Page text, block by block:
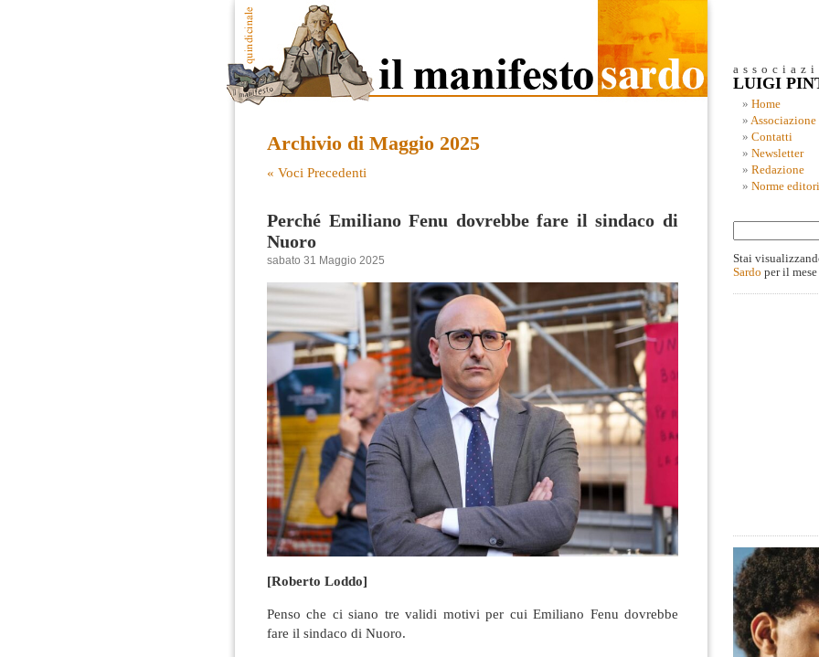
Archivio di Maggio 2025
« Voci Precedenti
Perché Emiliano Fenu dovrebbe fare il sindaco di
Nuoro
sabato 31 Maggio 2025
[Roberto Loddo]
Penso che ci siano tre validi motivi per cui Emiliano Fenu dovrebbe
fare il sindaco di Nuoro.
LUIGI
Home
Associazione
Contatti
Newsletter
Redazione
Norme
Stai
Sardo per il